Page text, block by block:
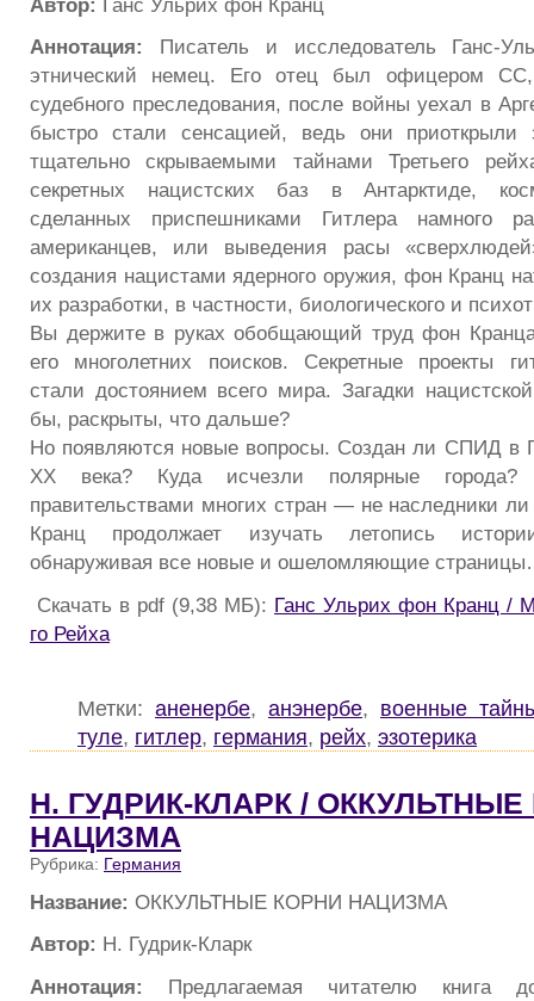
Аннотация: Писатель и исследователь Ганс-
этнический немец. Его отец был офицером
судебного преследования, после войны уехал в
быстро стали сенсацией, ведь они
тщательно скрываемыми тайнами Третьего
секретных нацистских баз в Антарктиде,
сделанных приспешниками Гитлера намного
американцев, или выведения расы
создания нацистами ядерного оружия, фон Кранц
их разработки, в частности, биологического и
Вы держите в руках обобщающий труд фон
его многолетних поисков. Секретные проекты
стали достоянием всего мира. Загадки
бы, раскрыты, что дальше?
Но появляются новые вопросы. Создан ли СПИД в
XX века? Куда исчезли полярные города?
правительствами многих стран — не наследники
Кранц продолжает изучать летопись
обнаруживая все новые и ошеломляющие
Скачать в pdf (9,38 МБ): Ганс Ульрих фон Кранц /
го Рейха
Метки: аненербе, анэнербе, военные
туле, гитлер, германия, рейх, эзотерика
Н. ГУДРИК-КЛАРК /
НАЦИЗМА
Рубрика: Германия
Название: ОККУЛЬТНЫЕ КОРНИ НАЦИЗМА
Автор: Н. Гудрик-Кларк
Аннотация: Предлагаемая читателю книга